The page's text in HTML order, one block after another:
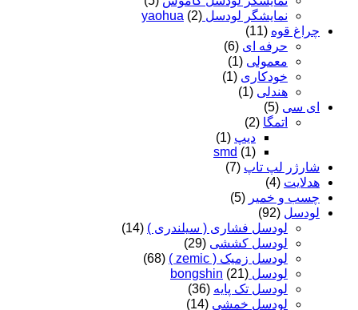
نمایشگر لودسل yaohua (2)
چراغ قوه (11)
حرفه ای (6)
معمولی (1)
خودکاری (1)
هندلی (1)
ای سی (5)
اتمگا (2)
دیپ (1)
smd (1)
شارژر لپ تاپ (7)
هدلایت (4)
چسب و خمیر (5)
لودسل (92)
لودسل فشاری ( سیلندری ) (14)
لودسل کششی (29)
لودسل زمیک ( zemic )
(68)
لودسل bongshin (21)
لودسل تک پایه (36)
لودسل خمشی (14)